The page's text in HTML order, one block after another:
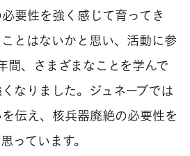
要性を強く感じて育ってき
とはないかと思い、活動に参
間、さまざまなことを学んで
なりました。ジュネーブでは
伝え、核兵器廃絶の必要性を
っています。